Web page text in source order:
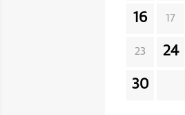
16 17
23 24
30